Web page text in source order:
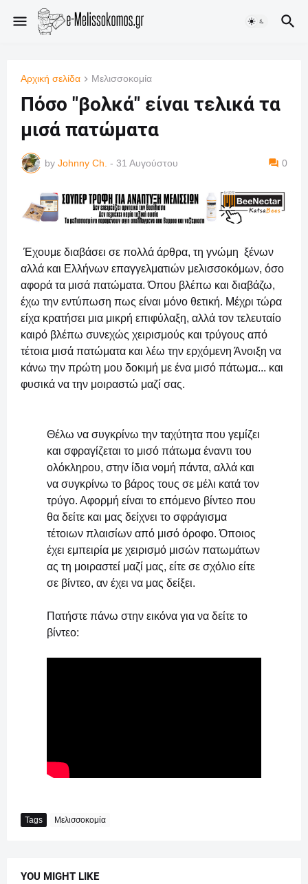
Αρχική σελίδα Μελισσοκομία
Πόσο "βολκά" είναι τελικά τα
μισά πατώματα
by Johnny Ch. - 31 Αυγούστου 0
Έχουμε διαβάσει σε πολλά άρθρα, τη γνώμη ξένων
αλλά και Ελλήνων επαγγελματιών μελισσοκόμων, όσο
αφορά τα μισά πατώματα. Όπου βλέπω και διαβάζω,
έχω την εντύπωση πως είναι μόνο θετική. Μέχρι τώρα
είχα κρατήσει μια μικρή επιφύλαξη, αλλά τον τελευταίο
καιρό βλέπω συνεχώς χειρισμούς και τρύγους από
τέτοια μισά πατώματα και λέω την ερχόμενη Άνοιξη να
κάνω την πρώτη μου δοκιμή με ένα μισό πάτωμα... και
φυσικά να την μοιραστώ μαζί σας.
Θέλω να συγκρίνω την ταχύτητα που γεμίζει
και σφραγίζεται το μισό πάτωμα έναντι του
ολόκληρου, στην ίδια νομή πάντα, αλλά και
να συγκρίνω το βάρος τους σε μέλι κατά τον
τρύγο. Αφορμή είναι το επόμενο βίντεο που
θα δείτε και μας δείχνει το σφράγισμα
τέτοιων πλαισίων από μισό όροφο. Όποιος
έχει εμπειρία με χειρισμό μισών πατωμάτων
ας τη μοιραστεί μαζί μας, είτε σε σχόλιο είτε
σε βίντεο, αν έχει να μας δείξει.
Πατήστε πάνω στην εικόνα για να δείτε το
βίντεο:
Tags Μελισσοκομία
YOU MIGHT LIKE